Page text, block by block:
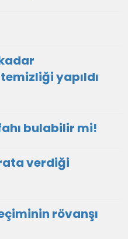
yapıldı
bulabilir mi!
verdiği
rövanşı